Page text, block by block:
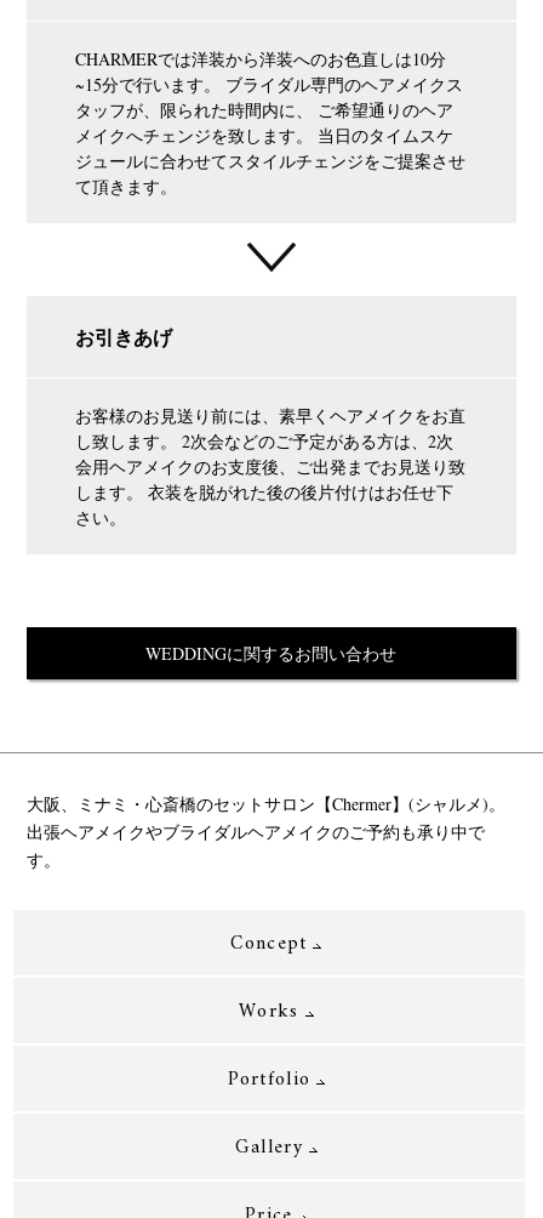
CHARMERでは洋装から洋装へのお色直しは10分
~15分で行います。 ブライダル専門のヘアメイクス
タッフが、限られた時間内に、 ご希望通りのヘア
メイクへチェンジを致します。 当日のタイムスケ
ジュールに合わせてスタイルチェンジをご提案させ
て頂きます。
お引きあげ
お客様のお見送り前には、素早くヘアメイクをお直
し致します。 2次会などのご予定がある方は、2次
会用ヘアメイクのお支度後、ご出発までお見送り致
します。 衣装を脱がれた後の後片付けはお任せ下
さい。
WEDDINGに関するお問い合わせ
大阪、ミナミ・心斎橋のセットサロン【Chermer】(シャルメ)。
出張ヘアメイクやブライダルヘアメイクのご予約も承り中で
す。
Concept
Works
Portfolio
Gallery